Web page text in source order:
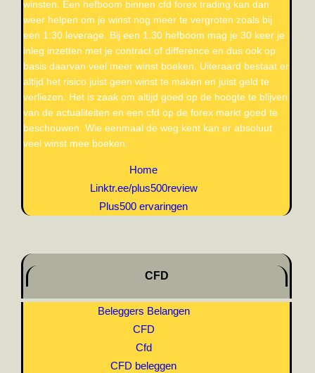
winsten. Een hefboom binnen cfd forex trading kan dan
weer helpen om je winst nog meer te vergroten zoals bij
een 1:30 leverage. Bij een 1:30 hefboom mag je 30 keer je
inleg inzetten met je contract of difference en dus ook op
basis daarvan veel meer winst boeken. Uiteraard bestaat er
altijd het risico juist geen winst te maken en juist geld te
verliezen. Het is zaak om altijd goed op de hoogte te blijven
van de actualiteiten en een cfd op de forex markt goed te
beschouwen. Wie eenmaal de weg kent kan er absoluut
veel winst mee boeken.
Home
Linktr.ee/plus500review
Plus500 ervaringen
CFD
Beleggers Belangen
CFD
Cfd
CFD beleggen